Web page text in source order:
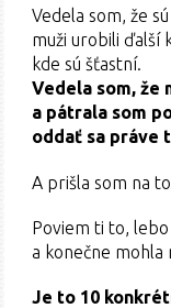
Vedela som, že
muži urobili ďalší
kde sú šťastní.
Vedela som, že
a pátrala som
oddať sa práve
A prišla som na to.
Poviem ti to,
a konečne mohla
Je to 10